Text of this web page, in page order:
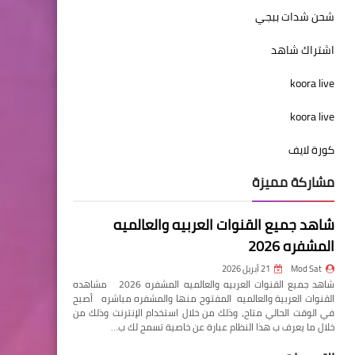
شحن شدات ببجي
اشتراك شاهد
koora live
koora live
كورة لايف
مشاركة مميزة
شاهد جميع القنوات العربيه والعالميه
المشفره 2026
Mod Sat 21 أبريل 2026
شاهد جميع القنوات العربيه والعالميه المشفره 2026 مشاهده
القنوات العربية والعالميه المفتوح منها والمشفره مباشره أصبح
في الوقت الحالي متاح، وذلك من خلال استخدام الإنترنت وذلك من
خلال ما يعرف ب هذا النظام عبارة عن خاصية تسمح لك ب…